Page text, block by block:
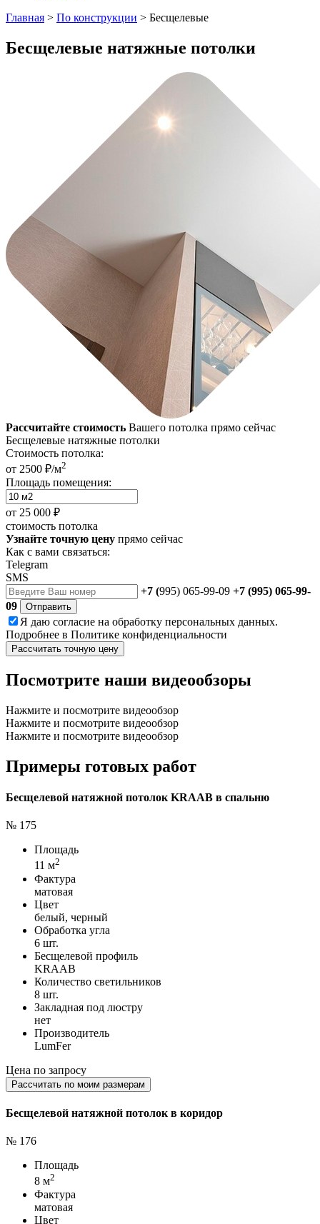
Главная > По конструкции > Бесщелевые
Бесщелевые натяжные потолки
Рассчитайте стоимость Вашего потолка прямо сейчас
Бесщелевые натяжные потолки
Стоимость потолка:
от 2500 ₽/м2
Площадь помещения:
от 25 000 ₽
стоимость потолка
Узнайте точную цену прямо сейчас
Как с вами связаться:
Telegram
SMS
+7 (995) 065-99-09 +7 (995) 065-99-
09
Отправить
Я даю согласие на обработку персональных данных.
Подробнее в Политике конфиденциальности
Рассчитать точную цену
Посмотрите наши видеообзоры
Нажмите и посмотрите видеообзор
Нажмите и посмотрите видеообзор
Нажмите и посмотрите видеообзор
Примеры готовых работ
Бесщелевой натяжной потолок KRAAB в спальню
№ 175
Площадь
11 м2
Фактура
матовая
Цвет
белый, черный
Обработка угла
6 шт.
Бесщелевой профиль
KRAAB
Количество светильников
8 шт.
Закладная под люстру
нет
Производитель
LumFer
Цена по запросу
Рассчитать по моим размерам
Бесщелевой натяжной потолок в коридор
№ 176
Площадь
8 м2
Фактура
матовая
Цвет